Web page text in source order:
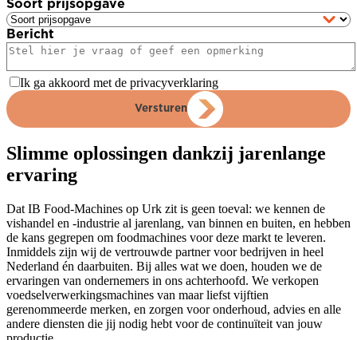
Soort prijsopgave
Bericht
Ik ga akkoord met de privacyverklaring
Versturen
Slimme oplossingen dankzij jarenlange
ervaring
Dat IB Food-Machines op Urk zit is geen toeval: we kennen de
vishandel en -industrie al jarenlang, van binnen en buiten, en hebben
de kans gegrepen om foodmachines voor deze markt te leveren.
Inmiddels zijn wij de vertrouwde partner voor bedrijven in heel
Nederland én daarbuiten. Bij alles wat we doen, houden we de
ervaringen van ondernemers in ons achterhoofd. We verkopen
voedselverwerkingsmachines van maar liefst vijftien
gerenommeerde merken, en zorgen voor onderhoud, advies en alle
andere diensten die jij nodig hebt voor de continuïteit van jouw